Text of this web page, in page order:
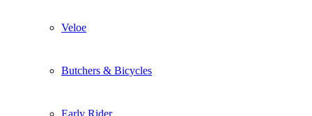
Veloe
Butchers & Bicycles
Early Rider